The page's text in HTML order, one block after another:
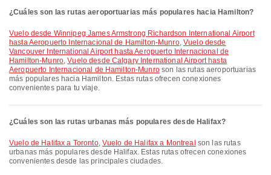
¿Cuáles son las rutas aeroportuarias más populares hacia Hamilton?
Vuelo desde Winnipeg James Armstrong Richardson International Airport
hasta Aeropuerto Internacional de Hamilton-Munro,Vuelo desde
Vancouver International Airport hasta Aeropuerto Internacional de
Hamilton-Munro,Vuelo desde Calgary International Airport hasta
Aeropuerto Internacional de Hamilton-Munroson las rutas aeroportuarias
más populares hacia Hamilton. Estas rutas ofrecen conexiones
convenientes para tu viaje.
¿Cuáles son las rutas urbanas más populares desde Halifax?
Vuelo de Halifax a Toronto, Vuelo de Halifax a Montreal son las rutas
urbanas más populares desde Halifax. Estas rutas ofrecen conexiones
convenientes desde las principales ciudades.